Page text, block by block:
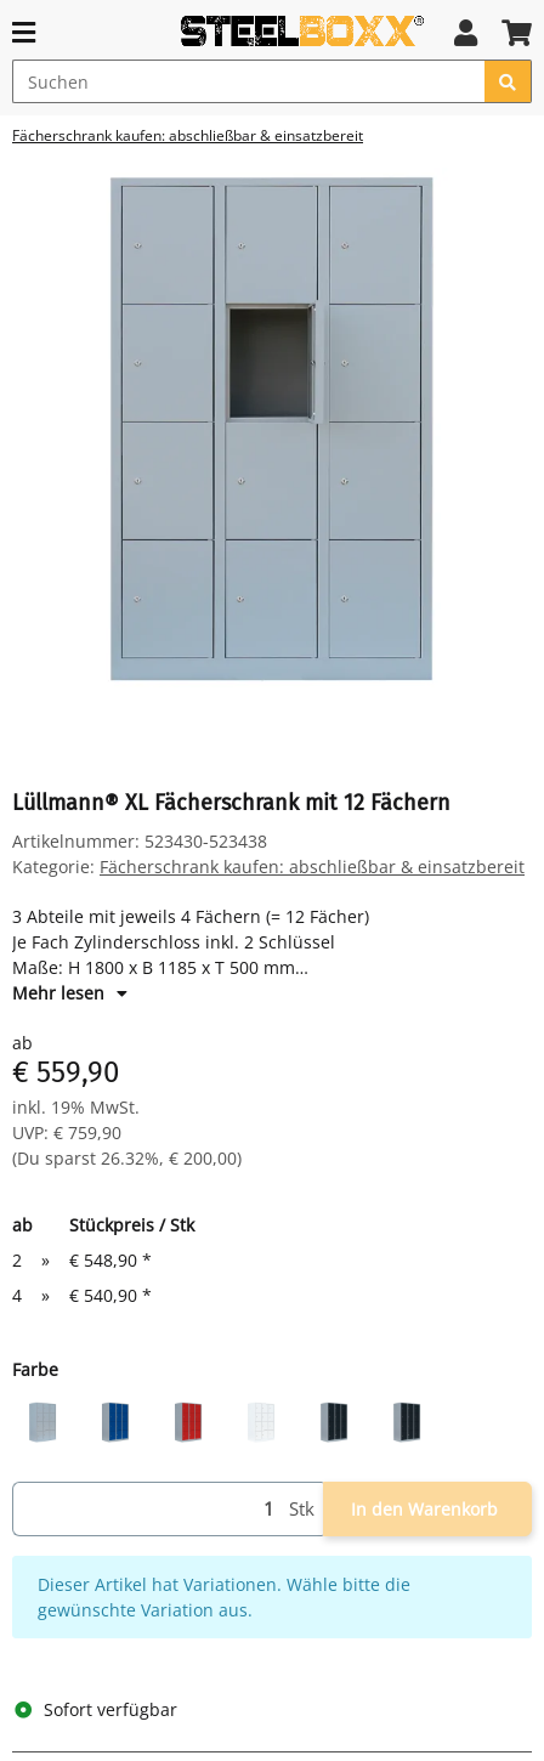
Fächerschrank kaufen: abschließbar & einsatzbereit
Lüllmann® XL Fächerschrank mit 12 Fächern
Artikelnummer: 523430-523438
Kategorie: Fächerschrank kaufen: abschließbar & einsatzbereit
3 Abteile mit jeweils 4 Fächern (= 12 Fächer)
Je Fach Zylinderschloss inkl. 2 Schlüssel
Maße: H 1800 x B 1185 x T 500 mm
Komplett montiert und verschweißt - sofort einsatzbereit
Mehr lesen
ab
€ 559,90
inkl. 19% MwSt.
UVP: € 759,90
(Du sparst 26.32%, € 200,00)
ab
Stückpreis / Stk
2
» € 548,90 *
4
» € 540,90 *
Farbe
Stk In den Warenkorb
x
Dieser Artikel hat Variationen. Wähle bitte die
gewünschte Variation aus.
Sofort verfügbar